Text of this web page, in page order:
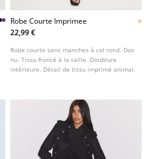
Robe Courte Imprimee
22,99 €
Robe courte sans manches à col rond. Dos
nu. Tissu froncé à la taille. Doublure
intérieure. Détail de tissu imprimé animal.